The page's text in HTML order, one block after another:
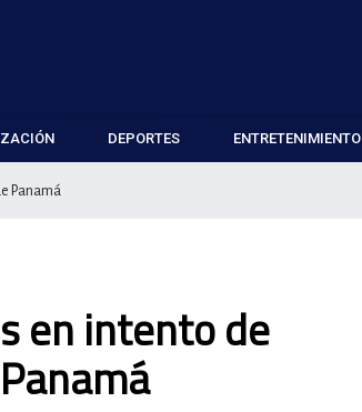
DEPORTES ENTRETENIMIENTO
Panamá
en intento de